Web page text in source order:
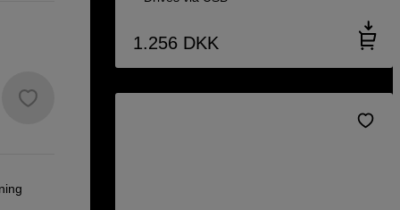
1.256 DKK